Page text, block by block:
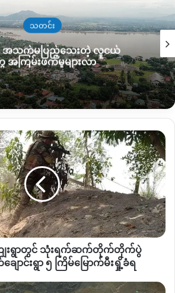
မှ အမျိုးသား၏အလောင်းကိုတွေ့ရှိစဉ်မှာ
းထားပြီး လက်မောင်းနှင့် ကျောဘက်တွင်
ခေါင်းတွင်သေနတ်ဒဏ်ရာများဖြင့် ဒေသခံ
တွေ့ရှိခဲ့ကြောင်းသိရသည်။
ျေးရွာက အသတ်ခံရသည့် အမျိုးသားတစ်ဦး
းဆရာတစ်ဦးဖြစ်သည်။
မ်းဆီးသွားသည်ဟုသာ သတင်းရခဲ့ပြီး
င်းကိုကိုကြေမွစွာရိုက်ထားသည့် ဒဏ်ရာများ
အလောင်းကို တွေ့ရှိခဲ့သည်ဟု ဒေသခံပြည်သူ
စ်ကောင်စီရဲ့တပ်ဖွဲ့များ သေနတ်ဖြင့်ပစ်သတ်
အသက်၆၇၊၆၈အရွယ် သက်ကြီးပိုင်းနှစ်ဦး
သားတစ်ဦးတို့ဖြစ်ပြီး စစ်ကောင်စီတပ်ရဲ့
တ်မူကြောင့် ဒဏ်ရာရရှိသူ၇ဦးထိရှိကာ တစ်
သတင်း
အသက်မပြည့်သေးတဲ့ လူငယ်
အကြမ်းဖက်မှုများလာ
ျေးရွာတွင် သုံးရက်ဆက်တိုက်တိုက်ပွဲ
ချောင်းရွာ ၅ ကြိမ်မြောက်မီးရှို့ခံရ